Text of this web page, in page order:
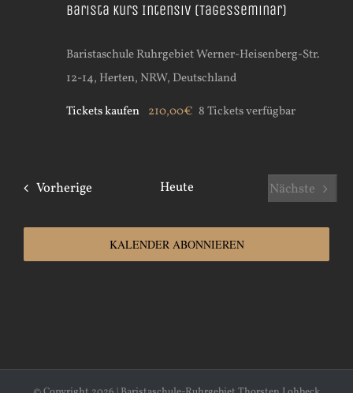
Barista Kurs Intensiv (Tagesseminar)
Baristaschule RuhrgebietWerner-Heisenberg-Str.
12-14, Herten, NRW, Deutschland
Tickets kaufen 210,00€ 8 Tickets verfügbar
VorherigeVeranstaltungen
Heute
Nächste
KALENDER ABONNIEREN